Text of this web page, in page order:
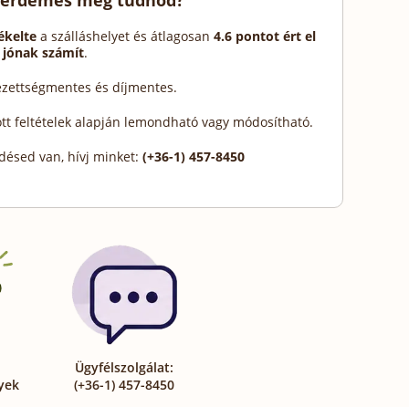
a szálláshelyet és átlagosan 4.6 pontot ért el
jónak számít.
és díjmentes.
feltételek alapján lemondható vagy módosítható.
van, hívj minket: (+36-1) 457-8450
Ügyfélszolgálat:
(+36-1) 457-8450